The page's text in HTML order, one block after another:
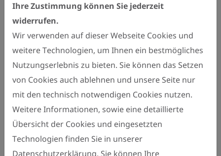
planen und fertigen wir Schränke exakt
nach Ihren Raummaßen und
individuellen Anforderungen.
Optimale Raumnutzung:
Mit intelligenten Stauraumlösungen
verwandeln wir schwer nutzbare
Bereiche unter Dachschrägen in
praktische und stilvolle
Aufbewahrungsmöglichkeiten.
Individuelle Gestaltung:
Ihre Zustimmung können Sie jederzeit
widerrufen.
Wir verwenden auf dieser Webseite Cookies und
weitere Technologien, um Ihnen ein bestmögliches
Nutzungserlebnis zu bieten. Sie können das Setzen
von Cookies auch ablehnen und unsere Seite nur
mit den technisch notwendigen Cookies nutzen.
Weitere Informationen, sowie eine detaillierte
Übersicht der Cookies und eingesetzten
Technologien finden Sie in unserer
Datenschutzerklärung. Sie können Ihre